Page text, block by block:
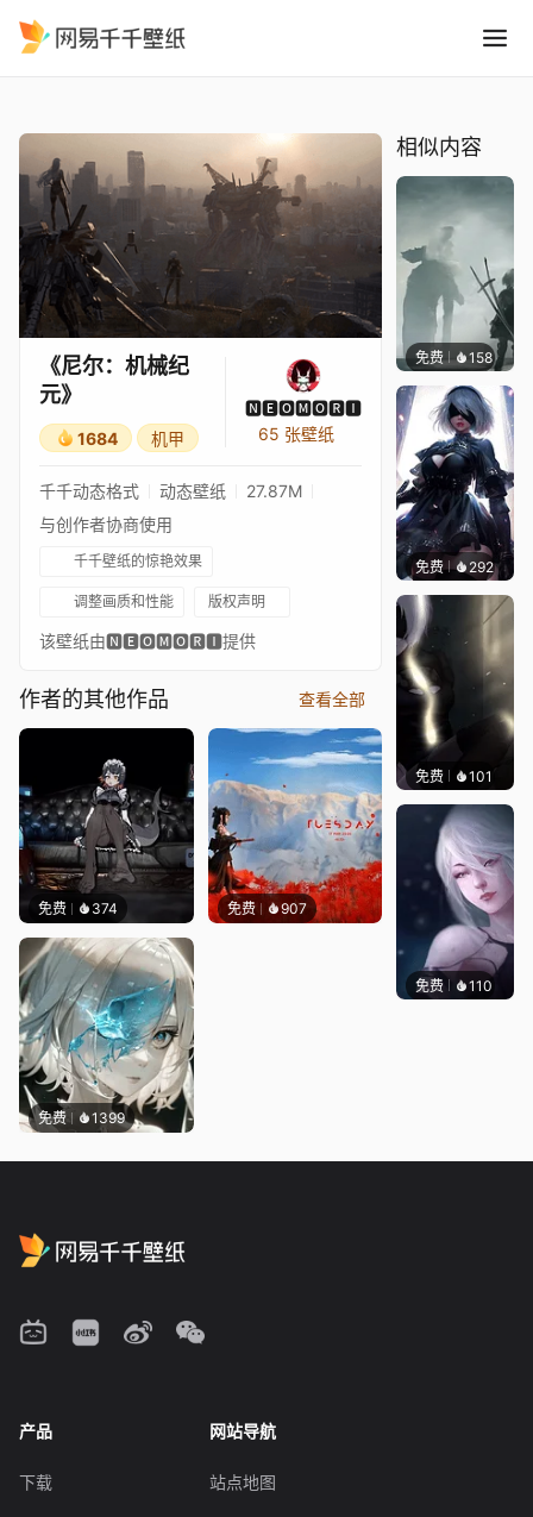
《尼尔：机械纪
元》
1684 机甲
🅽🅴🅾🅼🅾🆁🅸
65 张壁纸
千千动态格式 动态壁纸
27.87M
与创作者协商使用
千千壁纸的惊艳效果
调整画质和性能 版权声明
该壁纸由🅽🅴🅾🅼🅾🆁🅸提供
作者的其他作品 查看全部
免费 374 免费 907
免费 1399
相似内容
免费 158Asuki
免费 292｡
免费 101Asuki
免费 110Asuki
产品
下载
网站导航
站点地图